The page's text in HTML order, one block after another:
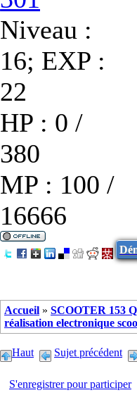
Niveau :
16; EXP :
22
HP : 0 /
380
MP : 100 /
16666
Accueil » SCOOTER 153
réalisation electronique
Haut Sujet précédent
S'enregistrer pour participer